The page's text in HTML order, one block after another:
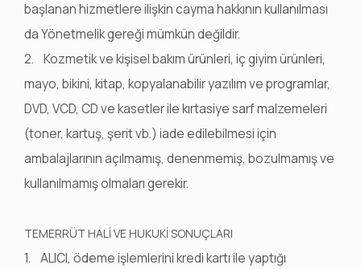
başlanan hizmetlere ilişkin cayma hakkının kullanılması
da Yönetmelik gereği mümkün değildir.
2. Kozmetik ve kişisel bakım ürünleri, iç giyim ürünleri,
mayo, bikini, kitap, kopyalanabilir yazılım ve programlar,
DVD, VCD, CD ve kasetler ile kırtasiye sarf malzemeleri
(toner, kartuş, şerit vb.) iade edilebilmesi için
ambalajlarının açılmamış, denenmemiş, bozulmamış ve
kullanılmamış olmaları gerekir.
TEMERRÜT HALİ VE HUKUKİ SONUÇLARI
1. ALICI, ödeme işlemlerini kredi kartı ile yaptığı